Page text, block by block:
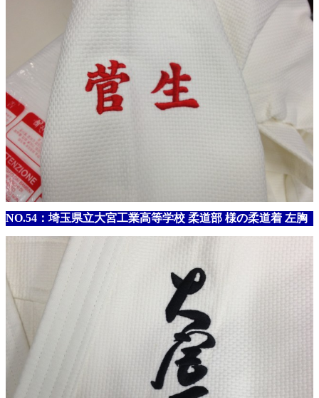
NO.54：埼玉県立大宮工業高等学校 柔道部 様の柔道着 左胸